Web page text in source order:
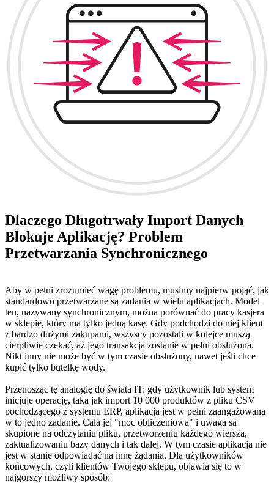
Dlaczego Długotrwały Import Danych
Blokuje Aplikację? Problem
Przetwarzania Synchronicznego
Aby w pełni zrozumieć wagę problemu, musimy najpierw pojąć, jak
standardowo przetwarzane są zadania w wielu aplikacjach. Model
ten, nazywany synchronicznym, można porównać do pracy kasjera
w sklepie, który ma tylko jedną kasę. Gdy podchodzi do niej klient
z bardzo dużymi zakupami, wszyscy pozostali w kolejce muszą
cierpliwie czekać, aż jego transakcja zostanie w pełni obsłużona.
Nikt inny nie może być w tym czasie obsłużony, nawet jeśli chce
kupić tylko butelkę wody.
Przenosząc tę analogię do świata IT: gdy użytkownik lub system
inicjuje operację, taką jak import 10 000 produktów z pliku CSV
pochodzącego z systemu ERP, aplikacja jest w pełni zaangażowana
w to jedno zadanie. Cała jej "moc obliczeniowa" i uwaga są
skupione na odczytaniu pliku, przetworzeniu każdego wiersza,
zaktualizowaniu bazy danych i tak dalej. W tym czasie aplikacja nie
jest w stanie odpowiadać na inne żądania. Dla użytkowników
końcowych, czyli klientów Twojego sklepu, objawia się to w
najgorszy możliwy sposób: